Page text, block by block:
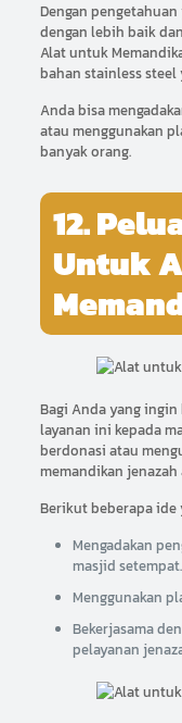
Dengan
dengan lebih baik
Alat untuk
bahan stainless
Anda bisa
atau menggunakan
banyak orang.
12.
Untuk
Bagi Anda yang
layanan ini kepada
berdonasi atau
memandikan
Berikut beberapa ide
Mengadakan
masjid setempat.
Menggunakan
Bekerjasama
pelayanan